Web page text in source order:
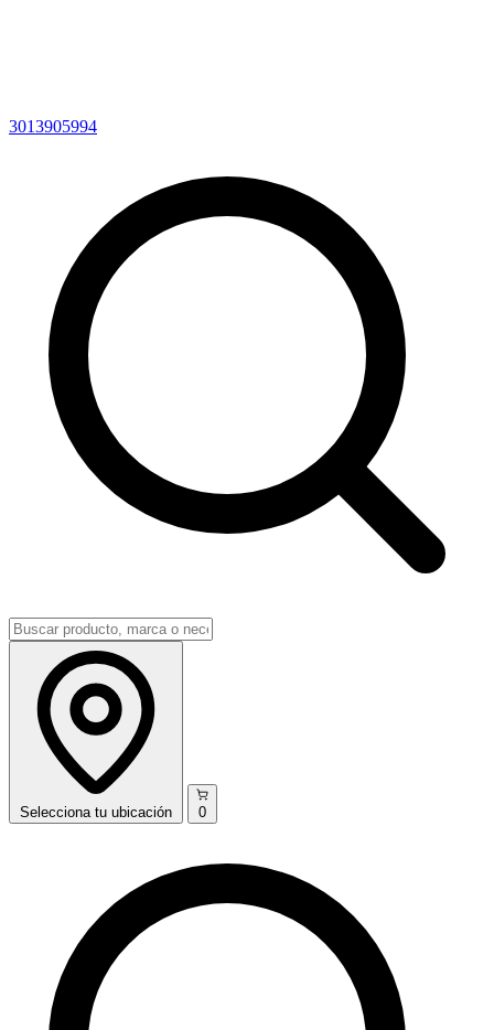
3013905994
Selecciona tu ubicación 0